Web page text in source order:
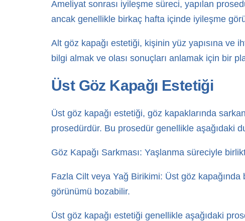
Ameliyat sonrası iyileşme süreci, yapılan
ancak genellikle birkaç hafta içinde iyileşme
Alt göz kapağı estetiği, kişinin yüz yapısına ve
bilgi almak ve olası sonuçları anlamak için bir
Üst Göz Kapağı Estetiği
Üst göz kapağı estetiği, göz kapaklarında
prosedürdür. Bu prosedür genellikle aşağıdaki
Göz Kapağı Sarkması: Yaşlanma süreciyle
Fazla Cilt veya Yağ Birikimi: Üst göz kapağında
görünümü bozabilir.
Üst göz kapağı estetiği genellikle aşağıdaki